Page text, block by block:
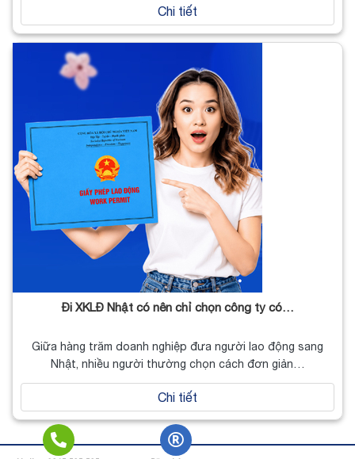
Chi tiết
Đi XKLĐ Nhật có nên chỉ chọn công ty có…
Giữa hàng trăm doanh nghiệp đưa người lao động sang
Nhật, nhiều người thường chọn cách đơn giản…
Chi tiết